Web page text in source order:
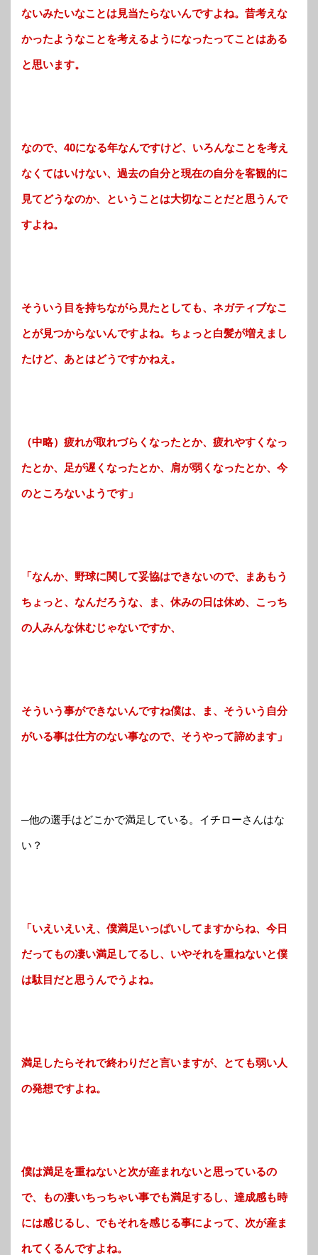
ないみたいなことは見当たらないんですよね。昔考えな
かったようなことを考えるようになったってことはある
と思います。
なので、40になる年なんですけど、いろんなことを考え
なくてはいけない、過去の自分と現在の自分を客観的に
見てどうなのか、ということは大切なことだと思うんで
すよね。
そういう目を持ちながら見たとしても、ネガティブなこ
とが見つからないんですよね。ちょっと白髪が増えまし
たけど、あとはどうですかねえ。
（中略）疲れが取れづらくなったとか、疲れやすくなっ
たとか、足が遅くなったとか、肩が弱くなったとか、今
のところないようです」
「なんか、野球に関して妥協はできないので、まあもう
ちょっと、なんだろうな、ま、休みの日は休め、こっち
の人みんな休むじゃないですか、
そういう事ができないんですね僕は、ま、そういう自分
がいる事は仕方のない事なので、そうやって諦めます」
─他の選手はどこかで満足している。イチローさんはな
い？
「いえいえいえ、僕満足いっぱいしてますからね、今日
だってもの凄い満足してるし、いやそれを重ねないと僕
は駄目だと思うんでうよね。
満足したらそれで終わりだと言いますが、とても弱い人
の発想ですよね。
僕は満足を重ねないと次が産まれないと思っているの
で、もの凄いちっちゃい事でも満足するし、達成感も時
には感じるし、 でもそれを感じる事によって、次が産ま
れてくるんですよね。